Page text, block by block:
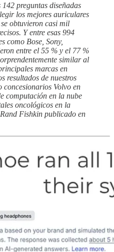
preguntas diseñadas
los mejores auriculares
obtuvieron casi mil
Y entre esas 994
como Bose, Sony,
entre el 55 % y el 77 %
similar al
marcas en
resultados de nuestros
concesionarios Volvo en
computación en la nube
oncológicos en la
Fishkin publicado en